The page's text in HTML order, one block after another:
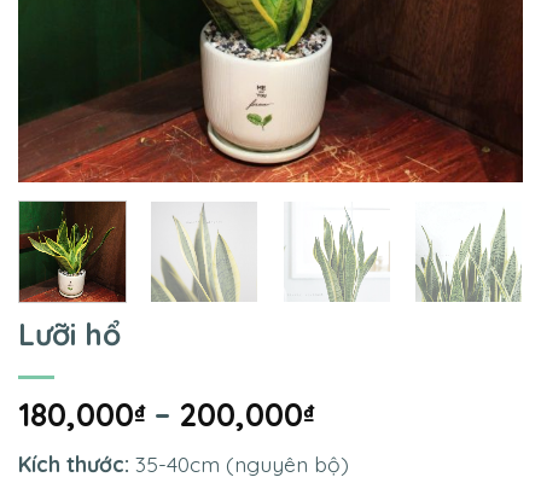
Lưỡi hổ
180,000₫ – 200,000₫
Kích thước: 35-40cm (nguyên bộ)